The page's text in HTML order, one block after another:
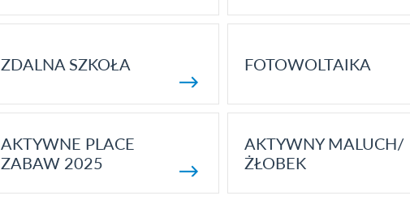
ZDALNA SZKOŁA FOTOWOLTAIKA
AKTYWNE PLACE
ZABAW 2025
AKTYWNY MALUCH/
ŻŁOBEK